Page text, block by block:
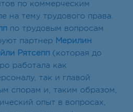
по коммерческим
на тему трудового права.
по трудовым вопросам
партнер
Мерилин
Рятсепп
(которая до
работала как
так и главой
спорам и, таким образом,
опыт в вопросах,